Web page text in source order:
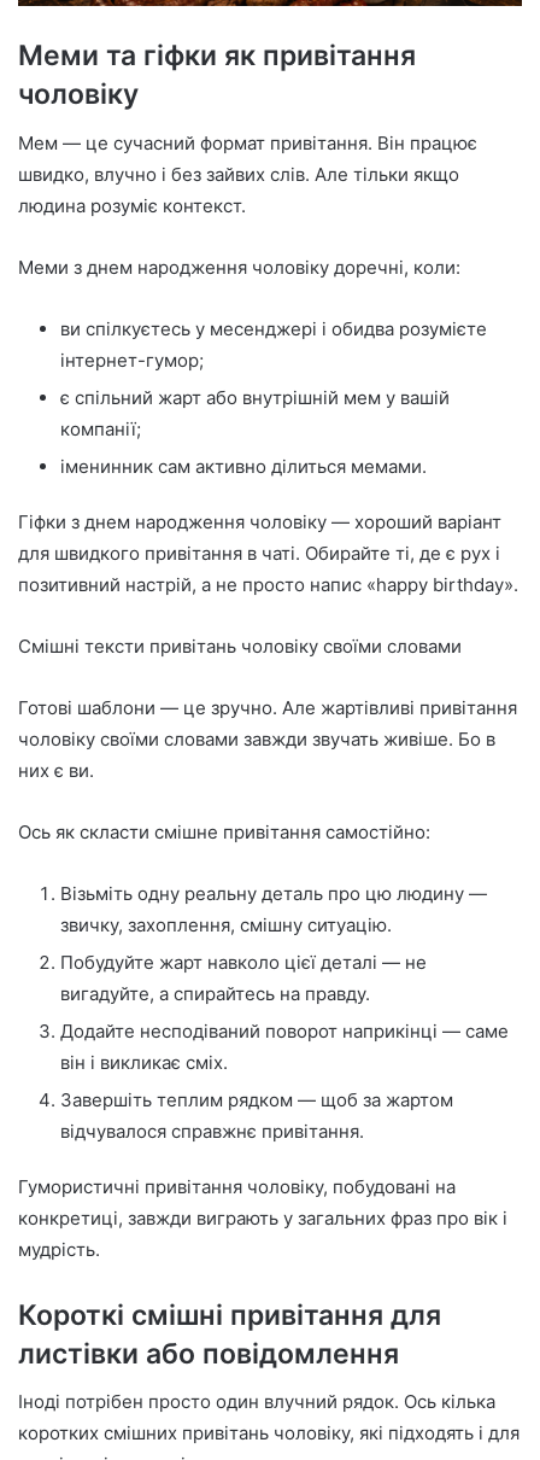
Меми та гіфки як привітання
чоловіку
Мем — це сучасний формат привітання. Він працює
швидко, влучно і без зайвих слів. Але тільки якщо
людина розуміє контекст.
Меми з днем народження чоловіку доречні, коли:
ви спілкуєтесь у месенджері і обидва розумієте
інтернет-гумор;
є спільний жарт або внутрішній мем у вашій
компанії;
іменинник сам активно ділиться мемами.
Гіфки з днем народження чоловіку — хороший варіант
для швидкого привітання в чаті. Обирайте ті, де є рух і
позитивний настрій, а не просто напис «happy birthday».
Смішні тексти привітань чоловіку своїми словами
Готові шаблони — це зручно. Але жартівливі привітання
чоловіку своїми словами завжди звучать живіше. Бо в
них є ви.
Ось як скласти смішне привітання самостійно:
Візьміть одну реальну деталь про цю людину —
звичку, захоплення, смішну ситуацію.
Побудуйте жарт навколо цієї деталі — не
вигадуйте, а спирайтесь на правду.
Додайте несподіваний поворот наприкінці — саме
він і викликає сміх.
Завершіть теплим рядком — щоб за жартом
відчувалося справжнє привітання.
Гумористичні привітання чоловіку, побудовані на
конкретиці, завжди виграють у загальних фраз про вік і
мудрість.
Короткі смішні привітання для
листівки або повідомлення
Іноді потрібен просто один влучний рядок. Ось кілька
коротких смішних привітань чоловіку, які підходять і для